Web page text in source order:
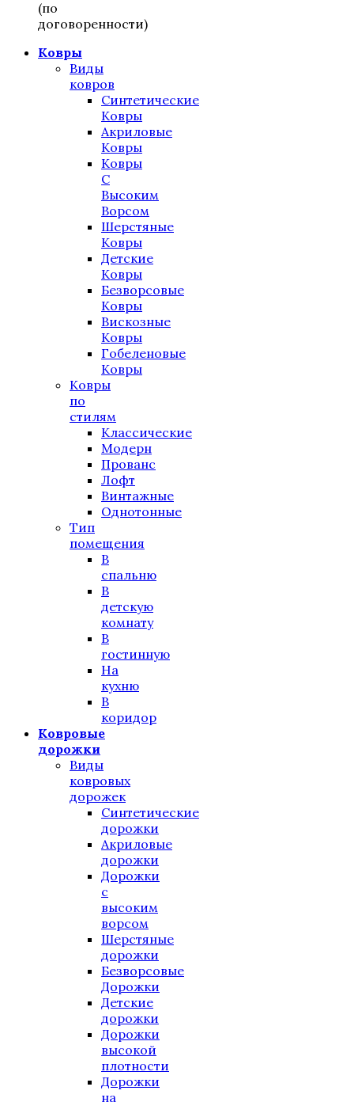
(по
договоренности)
Ковры
Виды
ковров
Синтетические
Ковры
Акриловые
Ковры
Ковры
С
Высоким
Ворсом
Шерстяные
Ковры
Детские
Ковры
Безворсовые
Ковры
Вискозные
Ковры
Гобеленовые
Ковры
Ковры
по
стилям
Классические
Модерн
Прованс
Лофт
Винтажные
Однотонные
Тип
помещения
В
спальню
В
детскую
комнату
В
гостинную
На
кухню
В
коридор
Ковровые
дорожки
Виды
ковровых
дорожек
Синтетические
дорожки
Акриловые
дорожки
Дорожки
с
высоким
ворсом
Шерстяные
дорожки
Безворсовые
Дорожки
Детские
дорожки
Дорожки
высокой
плотности
Дорожки
на